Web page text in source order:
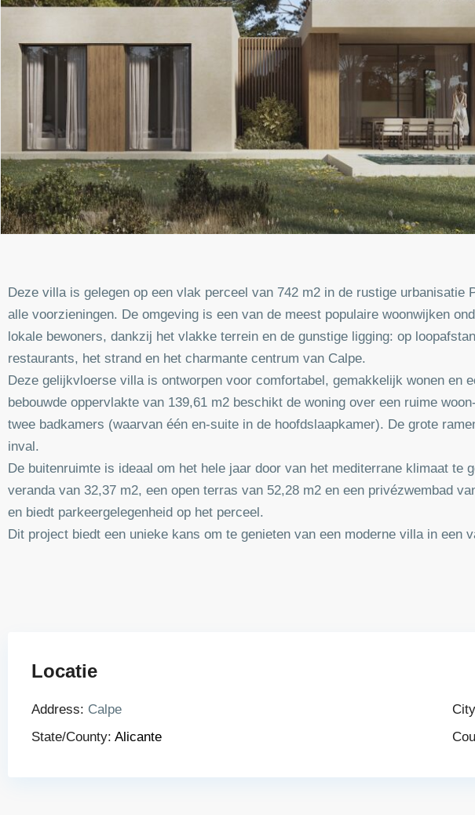
Deze villa is gelegen op een vlak perceel van 742 m2 in de rustige
alle voorzieningen. De omgeving is een van de meest populaire woonwijken
lokale bewoners, dankzij het vlakke terrein en de gunstige ligging: op
restaurants, het strand en het charmante centrum van Calpe.
Deze gelijkvloerse villa is ontworpen voor comfortabel, gemakkelijk wonen en
bebouwde oppervlakte van 139,61 m2 beschikt de woning over een ruime
twee badkamers (waarvan één en-suite in de hoofdslaapkamer). De grote
inval.
De buitenruimte is ideaal om het hele jaar door van het mediterrane klimaat te
veranda van 32,37 m2, een open terras van 52,28 m2 en een privézwembad
en biedt parkeergelegenheid op het perceel.
Dit project biedt een unieke kans om te genieten van een moderne villa in een
Locatie
Address: Calpe
State/County: Alicante